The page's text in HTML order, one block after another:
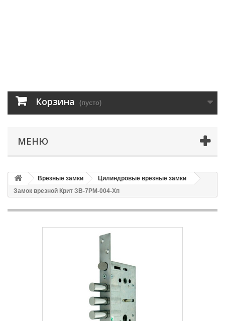
Корзина (пусто)
МЕНЮ
Врезные замки
Цилиндровые врезные замки
Замок врезной Крит ЗВ-7РМ-004-Хп